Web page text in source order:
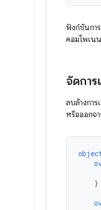
ฟังก์ชันกา
คอมโพเน
จัดการ
ลบล้างกา
หรือออกจ
}